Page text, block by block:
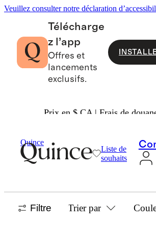
Veuillez consulter notre déclaration
Télécharge
z l’app
Offres et
lancements
exclusifs.
Prix en $ CA | Frais de
Quince
Liste de
souhaits
Meilleures
FEMME
Filtre Trier par